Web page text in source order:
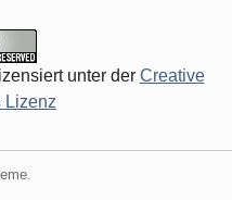
unter der Creative
Lizenz